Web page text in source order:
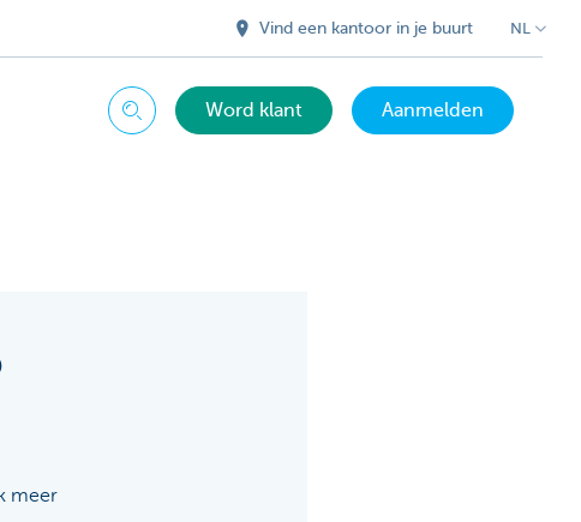
Vind een kantoor in je buurt NL
Zoeken Word klant Aanmelden
meer